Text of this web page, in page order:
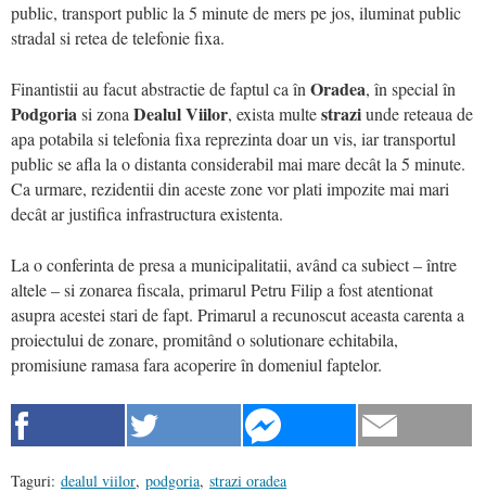
public, transport public la 5 minute de mers pe jos, iluminat public
stradal si retea de telefonie fixa.
Finantistii au facut abstractie de faptul ca în Oradea, în special în
Podgoriasi zona Dealul Viilor, exista multestraziunde reteaua de
apa potabila si telefonia fixa reprezinta doar un vis, iar transportul
public se afla la o distanta considerabil mai mare decât la 5 minute.
Ca urmare, rezidentii din aceste zone vor plati impozite mai mari
decât ar justifica infrastructura existenta.
La o conferinta de presa a municipalitatii, având ca subiect – între
altele – si zonarea fiscala, primarul Petru Filip a fost atentionat
asupra acestei stari de fapt. Primarul a recunoscut aceasta carenta a
proiectului de zonare, promitând o solutionare echitabila,
promisiune ramasa fara acoperire în domeniul faptelor.
Taguri: dealul viilor, podgoria, strazi oradea